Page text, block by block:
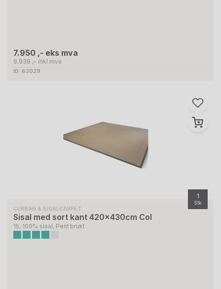
7.950 ,- eks mva
9.938 ,- inkl mva
ID: 63029
1
Stk
CURRAN & SISALCARPET
Sisal med sort kant 420x430cm Col
15, 100% sisal, Pent brukt